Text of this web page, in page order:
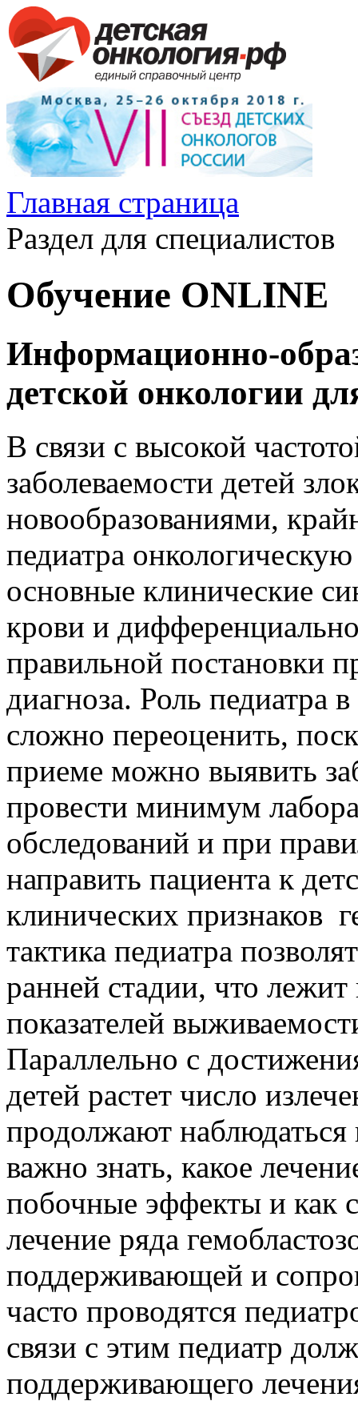
Главная страница
Раздел для специалистов
Обучение ONLINE
Информационно-
детской онкологии
В связи с высокой
заболеваемости детей
новообразованиями,
педиатра
основные клинические
крови и
правильной постановки
диагноза. Роль педиатра
сложно переоценить,
приеме можно выявить
провести минимум
обследований и при
направить пациента к
клинических признаков
тактика педиатра
ранней стадии, что
показателей
Параллельно с
детей растет число
продолжают наблюдаться
важно знать, какое
побочные эффекты и как
лечение ряда
поддерживающей и
часто проводятся
связи с этим педиатр
поддерживающего